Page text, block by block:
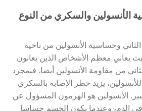
الأنسولين والسكري من النوع
وحساسية الأنسولين من ناحية
يعاني معظم الأشخاص الذين يعانون
من مقاومة الأنسولين أيضا. فبمجرد
يزيد خطر الإصابة بالسكري
الأنسولين هو الهرمون المسؤول عن
الدم، وعندما يكون الجسم حساسا